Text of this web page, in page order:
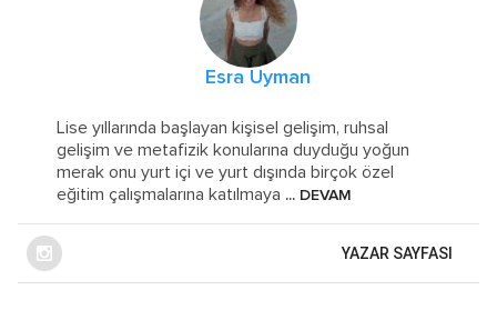
Esra Uyman
Lise yıllarında başlayan kişisel gelişim, ruhsal
gelişim ve metafizik konularına duyduğu yoğun
merak onu yurt içi ve yurt dışında birçok özel
eğitim çalışmalarına katılmaya ... DEVAM
YAZAR SAYFASI